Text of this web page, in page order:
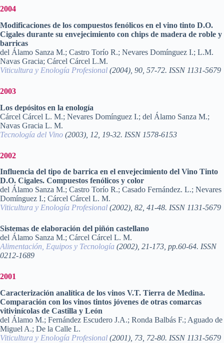
2004
Modificaciones de los compuestos fenólicos en el vino tinto D.O.
Cigales durante su envejecimiento con chips de madera de roble y
barricas
del Álamo Sanza M.; Castro Torío R.; Nevares Domínguez I.; L.M.
Navas Gracia; Cárcel Cárcel L.M.
Viticultura y Enología Profesional (2004), 90, 57-72. ISSN 1131-5679
2003
Los depósitos en la enología
Cárcel Cárcel L. M.; Nevares Domínguez I.; del Álamo Sanza M.;
Navas Gracia L. M.
Tecnología del Vino (2003), 12, 19-32. ISSN 1578-6153
2002
Influencia del tipo de barrica en el envejecimiento del Vino Tinto
D.O. Cigales. Compuestos fenólicos y color
del Álamo Sanza M.; Castro Torío R.; Casado Fernández. L.; Nevares
Domínguez I.; Cárcel Cárcel L. M.
Viticultura y Enología Profesional (2002), 82, 41-48. ISSN 1131-5679
Sistemas de elaboración del piñón castellano
del Álamo Sanza M.; Cárcel Cárcel L. M.
Alimentación, Equipos y Tecnología (2002), 21-173, pp.60-64. ISSN
0212-1689
2001
Caracterización analítica de los vinos V.T. Tierra de Medina.
Comparación con los vinos tintos jóvenes de otras comarcas
vitivinícolas de Castilla y León
del Álamo M.; Fernández Escudero J.A.; Ronda Balbás F.; Aguado de
Miguel A.; De la Calle L.
Viticultura y Enología Profesional (2001), 73, 72-80. ISSN 1131-5679